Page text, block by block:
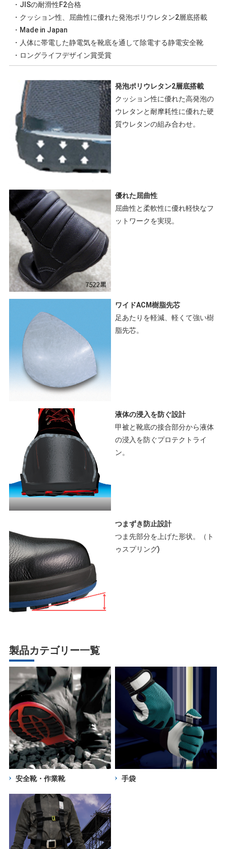
・JISの耐滑性F2合格
・クッション性、屈曲性に優れた発泡ポリウレタン2層底搭載
・Made in Japan
・人体に帯電した静電気を靴底を通して除電する静電安全靴
・ロングライフデザイン賞受賞
発泡ポリウレタン2層底搭載
クッション性に優れた高発泡の
ウレタンと耐摩耗性に優れた硬
質ウレタンの組み合わせ。
優れた屈曲性
屈曲性と柔軟性に優れ軽快なフ
ットワークを実現。
ワイドACM樹脂先芯
足あたりを軽減、軽くて強い樹
脂先芯。
液体の浸入を防ぐ設計
甲被と靴底の接合部分から液体
の浸入を防ぐプロテクトライ
ン。
つまずき防止設計
つま先部分を上げた形状。（ト
ゥスプリング)
製品カテゴリー一覧
安全靴・作業靴 手袋